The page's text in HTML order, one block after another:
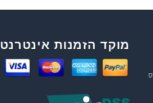
מוקד הזמנות אינטרנט